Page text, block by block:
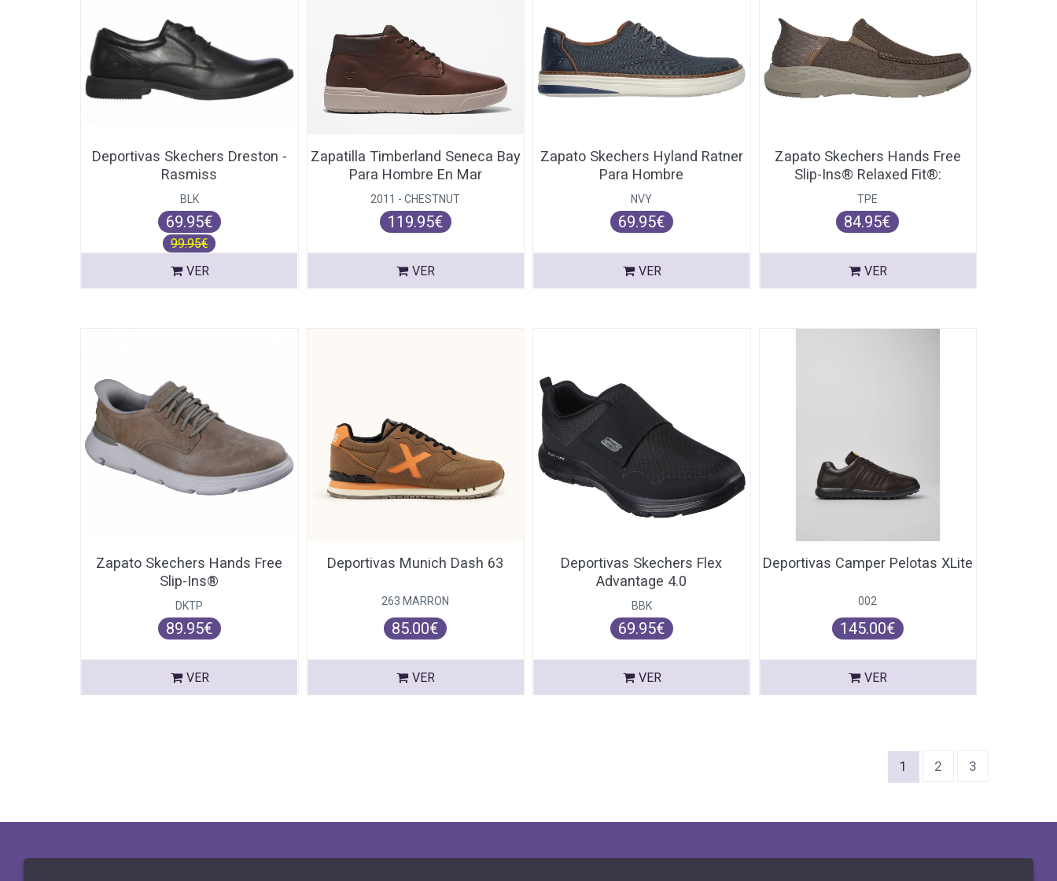
Deportivas Skechers Dreston -
Rasmiss
BLK
69.95€
99.95€
VER
Zapatilla Timberland Seneca Bay
Para Hombre En Mar
2011 - CHESTNUT
119.95€
VER
Zapato Skechers Hyland Ratner
Para Hombre
NVY
69.95€
VER
Zapato Skechers Hands Free
Slip-Ins® Relaxed Fit®:
TPE
84.95€
VER
Zapato Skechers Hands Free
Slip-Ins®
DKTP
89.95€
VER
Deportivas Munich Dash 63
263 MARRON
85.00€
VER
Deportivas Skechers Flex
Advantage 4.0
BBK
69.95€
VER
Deportivas Camper Pelotas XLite
002
145.00€
VER
1 (current)
2 3